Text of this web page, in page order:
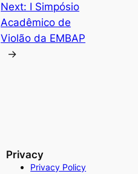
Next: I Simpósio
Acadêmico de
Violão da EMBAP
→
Privacy
Privacy Policy